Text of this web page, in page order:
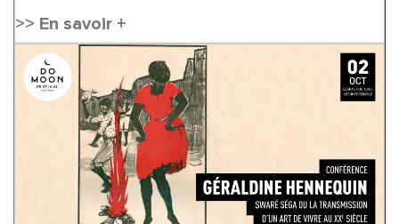
>> En savoir +